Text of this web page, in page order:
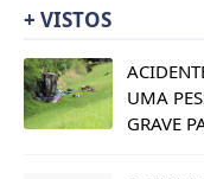
+ VISTOS
UMA
GRAVE